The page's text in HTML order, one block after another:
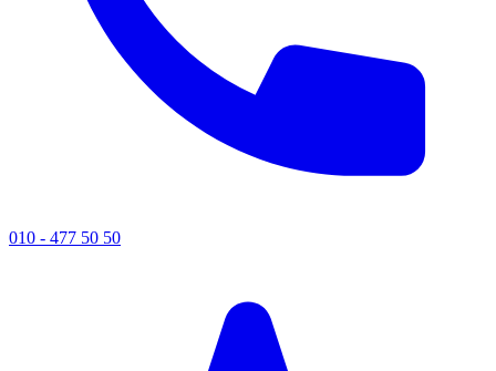
010 - 477 50 50